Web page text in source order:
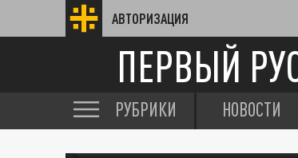
АВТОРИЗАЦИЯ
ПЕРВЫЙ
РУБРИКИ НОВОСТИ